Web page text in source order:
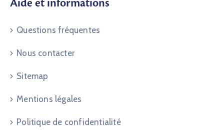
Aide et informations
Questions fréquentes
Nous contacter
Sitemap
Mentions légales
Politique de confidentialité